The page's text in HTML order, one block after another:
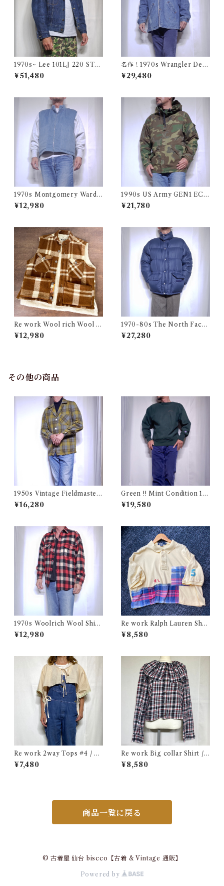
1970s~ Lee 101LJ 220 STO
RM RIDER 44相当 / 濃い濃い
70年代 80年代 リー ストーム
¥51,480
名作！1970s Wrangler Deni
m Wrange Coat / ラングラー
デニム ボア ランチ コート 古
¥29,480
1970s Montgomery Ward
PUT TOGETHERS Nylon S
ki Vest / 70年代 モンゴメリー
¥12,980
1990s US Army GEN1 EC
WCS Gore-Tex Parka M-R
/ 米軍 ゴアテックス パーカー
¥21,780
Re work Wool rich Wool B
oa Vest / リワーク ウールリ
ッチ ウール ボア ベスト 古着
¥12,980
1970-80s The North Face
Down Jacket Talon Navy /
茶タグ ノースフェイス ダウン
¥27,280
その他の商品
1950s Vintage Fieldmaster
Wool Topstar Style Jacket /
USA ヴィンテージ トップスタ
¥16,280
Green !! Mint Condition 19
90s Champion Reverse We
ave Size L / チャンピオン リ
ーン USA 古着
¥19,580
1970s Woolrich Wool Shirt
CPO / 70年代 白タグ ウール
リッチ 三色 ブロック チェック
¥12,980
Re work Ralph Lauren Shor
t length Polo shirt / リワー
ク ラルフローレン ショート丈
¥8,580
Re work 2way Tops #4 / リ
ワーク 2way トップス 古着
¥7,480
Re work Big collar Shirt /
リワーク ビックカラー シャツ
古着
¥8,580
商品一覧に戻る
© 古着屋 仙台 biscco【古着 & Vintage 通販】
Powered by